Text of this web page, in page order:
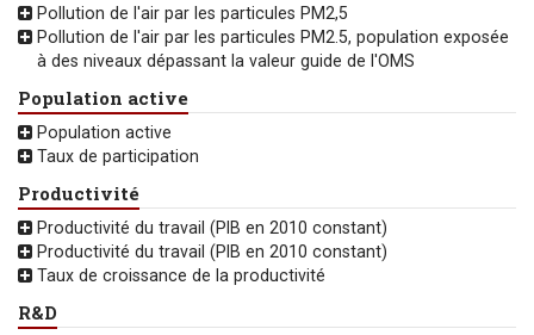
Pollution de l'air par les particules PM2,5
Pollution de l'air par les particules PM2.5, population exposée
à des niveaux dépassant la valeur guide de l'OMS
Population active
Population active
Taux de participation
Productivité
Productivité du travail (PIB en 2010 constant)
Productivité du travail (PIB en 2010 constant)
Taux de croissance de la productivité
R&D